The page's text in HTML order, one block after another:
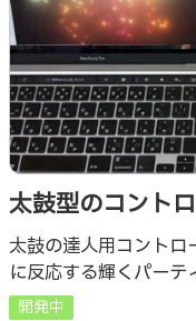
太鼓型のコント
くパーティクル
太鼓の達人用コント
に反応する輝くパー
描画していて、作品展
開発中